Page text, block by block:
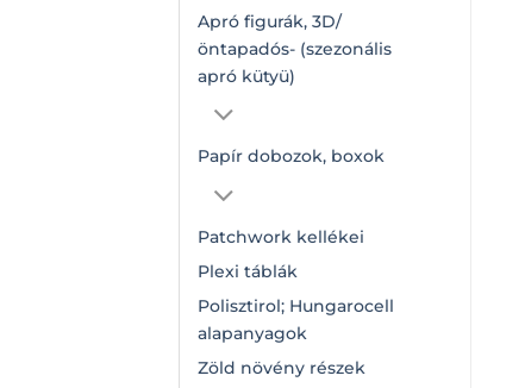
Apró figurák, 3D/
öntapadós- (szezonális
apró kütyü)
Papír dobozok, boxok
Patchwork kellékei
Plexi táblák
Polisztirol; Hungarocell
alapanyagok
Zöld növény részek